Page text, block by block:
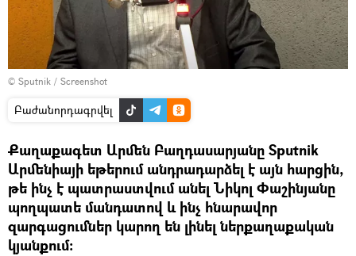
© Sputnik / Screenshot
Բաժանորդագրվել
Քաղաքագետ Արմեն Բաղդասարյանը Sputnik
Արմենիայի եթերում անդրադարձել է այն հարցին,
թե ինչ է պատրաստվում անել Նիկոլ Փաշինյանը
պողպատե մանդատով և ինչ հնարավոր
զարգացումներ կարող են լինել ներքաղաքական
կյանքում։